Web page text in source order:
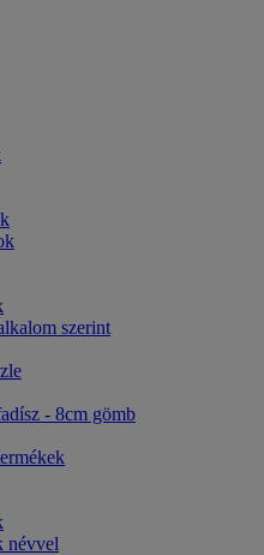
szerint
- 8cm gömb
névvel